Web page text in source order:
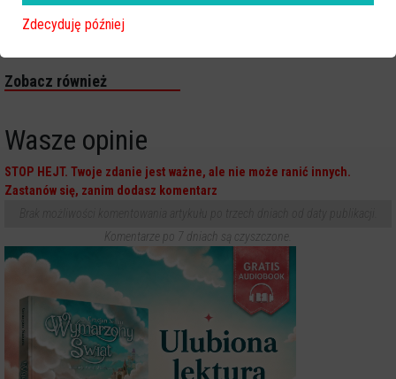
Zobacz również
Wasze opinie
STOP HEJT. Twoje zdanie jest ważne, ale nie może ranić innych.
Zastanów się, zanim dodasz komentarz
Komentarze po 7 dniach są czyszczone.
Zdecyduję później